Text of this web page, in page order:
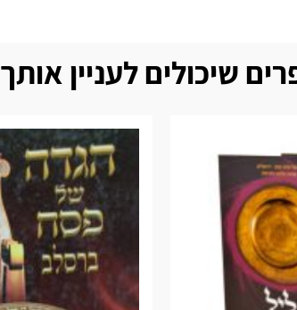
שיכולים לעניין אותך